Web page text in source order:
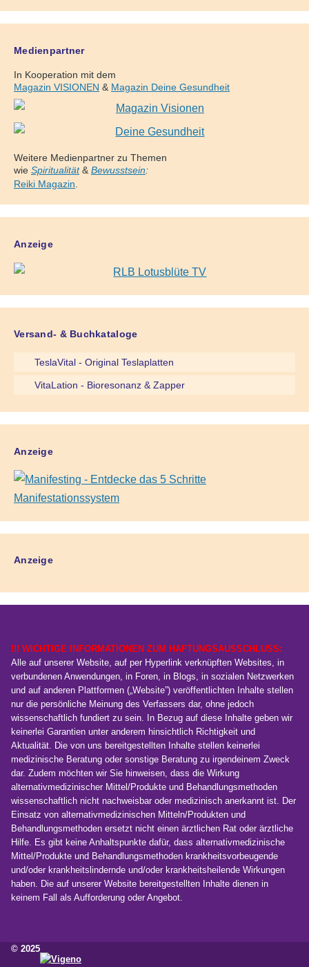
Medienpartner
In Kooperation mit dem
Magazin VISIONEN & Magazin Deine Gesundheit
Weitere Medienpartner zu Themen
wie Spiritualität& Bewusstsein:
Reiki Magazin
Anzeige
Versand- & Buchkataloge
TeslaVital - Original Teslaplatten
VitaLation - Bioresonanz & Zapper
Anzeige
Anzeige
!!! WICHTIGE INFORMATIONEN ZUM HAFTUNGSAUSSCHLUSS:
Alle auf unserer Website, auf per Hyperlink verknüpften Websites, in
verbundenen Anwendungen, in Foren, in Blogs, in sozialen Netzwerken
und auf anderen Plattformen („Website”) veröffentlichten Inhalte stellen
nur die persönliche Meinung des Verfassers dar, ohne jedoch
wissenschaftlich fundiert zu sein. In Bezug auf diese Inhalte geben wir
keinerlei Garantien unter anderem hinsichtlich Richtigkeit und
Aktualität. Die von uns bereitgestellten Inhalte stellen keinerlei
medizinische Beratung oder sonstige Beratung zu irgendeinem Zweck
dar. Zudem möchten wir Sie hinweisen, dass die Wirkung
alternativmedizinischer Mittel/Produkte und Behandlungsmethoden
wissenschaftlich nicht nachweisbar oder medizinisch anerkannt ist. Der
Einsatz von alternativmedizinischen Mitteln/Produkten und
Behandlungsmethoden ersetzt nicht einen ärztlichen Rat oder ärztliche
Hilfe. Es gibt keine Anhaltspunkte dafür, dass alternativmedizinische
Mittel/Produkte und Behandlungsmethoden krankheitsvorbeugende
und/oder krankheitslindernde und/oder krankheitsheilende Wirkungen
haben. Die auf unserer Website bereitgestellten Inhalte dienen in
keinem Fall als Aufforderung oder Angebot.
© 2025